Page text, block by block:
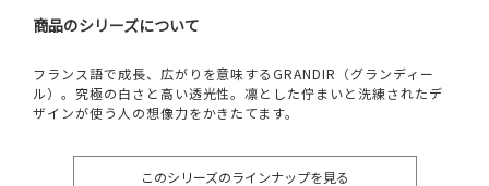
商品のシリーズについて
フランス語で成長、広がりを意味するGRANDIR（グランディー
ル）。究極の白さと高い透光性。凛とした佇まいと洗練されたデ
ザインが使う人の想像力をかきたてます。
このシリーズのラインナップを見る